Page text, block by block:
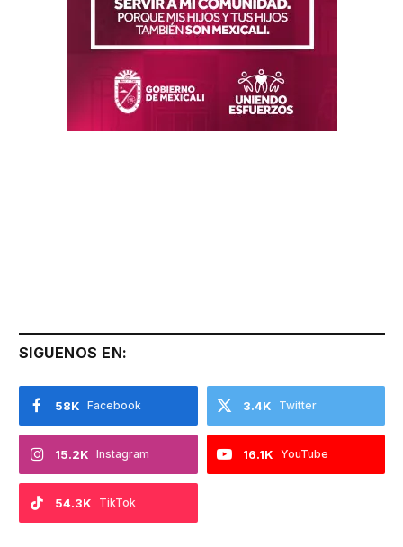
SIGUENOS EN:
Facebook
58K Twitter
3.4K
Instagram
15.2K YouTube
16.1K
TikTok
54.3K